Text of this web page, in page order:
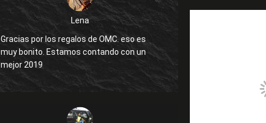
Lena
Gracias por los regalos de OMC. eso es
muy bonito. Estamos contando con un
mejor 2019